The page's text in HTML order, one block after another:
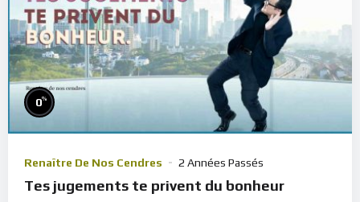
0%
Renaître De Nos Cendres 2 Années Passés
Tes jugements te privent du bonheur